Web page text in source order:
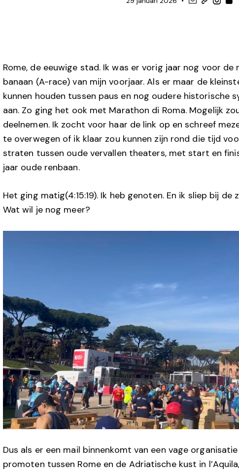
Rome, de eeuwige stad. Ik was er vorig jaar nog voor de
banaan (A-race) van mijn voorjaar. Als er maar de
kunnen houden tussen paus en nog oudere historische
aan. Zo ging het ook met Marathon di Roma. Mogelijk
deelnemen. Ik zocht voor haar de link op en schreef
te overwegen of ik klaar zou kunnen zijn rond die tijd
straten tussen oude vervallen theaters, met start en
jaar oude renbaan.
Het ging matig(4:15:19). Ik heb genoten. En ik sliep bij
Wat wil je nog meer?
Dus als er een mail binnenkomt van een vage
promoten tussen Rome en de Adriatische kust in